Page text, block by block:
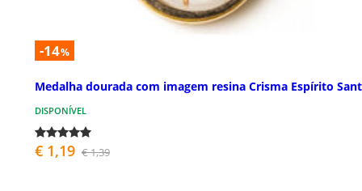
-14%
Medalha dourada com imagem resina Crisma Espírito
DISPONÍVEL
€ 1,19 € 1,39